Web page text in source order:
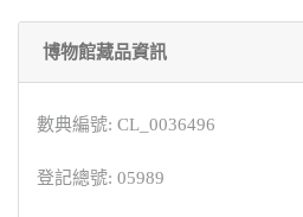
博物館藏品資訊
數典編號: CL_0036496
登記總號: 05989